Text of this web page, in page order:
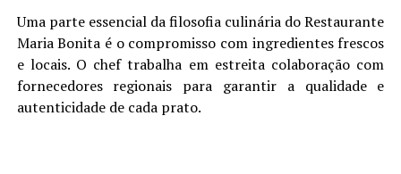
Uma parte essencial da filosofia culinária do Restaurante
Maria Bonita é o compromisso com ingredientes frescos
e locais. O chef trabalha em estreita colaboração com
fornecedores regionais para garantir a qualidade e
autenticidade de cada prato.